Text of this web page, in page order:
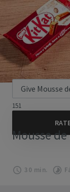
151
Mousse de
30 min.